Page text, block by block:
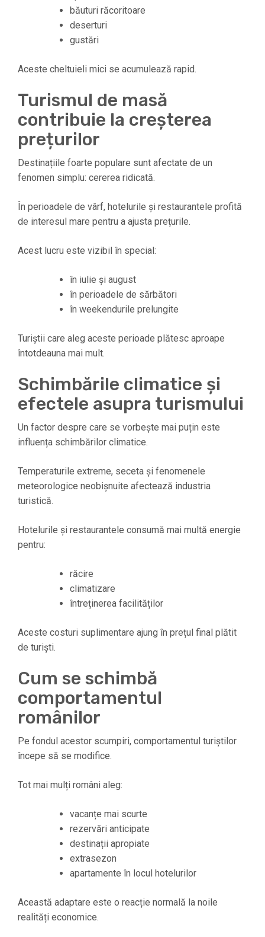
băuturi răcoritoare
deserturi
gustări
Aceste cheltuieli mici se acumulează rapid.
Turismul de masă
contribuie la creșterea
prețurilor
Destinațiile foarte populare sunt afectate de un
fenomen simplu: cererea ridicată.
În perioadele de vârf, hotelurile și restaurantele profită
de interesul mare pentru a ajusta prețurile.
Acest lucru este vizibil în special:
în iulie și august
în perioadele de sărbători
în weekendurile prelungite
Turiștii care aleg aceste perioade plătesc aproape
întotdeauna mai mult.
Schimbările climatice și
efectele asupra turismului
Un factor despre care se vorbește mai puțin este
influența schimbărilor climatice.
Temperaturile extreme, seceta și fenomenele
meteorologice neobișnuite afectează industria
turistică.
Hotelurile și restaurantele consumă mai multă energie
pentru:
răcire
climatizare
întreținerea facilităților
Aceste costuri suplimentare ajung în prețul final plătit
de turiști.
Cum se schimbă
comportamentul
românilor
Pe fondul acestor scumpiri, comportamentul turiștilor
începe să se modifice.
Tot mai mulți români aleg:
vacanțe mai scurte
rezervări anticipate
destinații apropiate
extrasezon
apartamente în locul hotelurilor
Această adaptare este o reacție normală la noile
realități economice.